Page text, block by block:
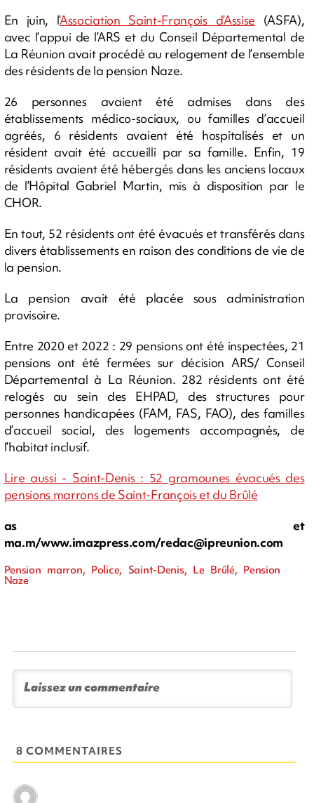
En juin, l’Association Saint-François d’Assise (ASFA),
avec l’appui de l’ARS et du Conseil Départemental de
La Réunion avait procédé au relogement de l’ensemble
des résidents de la pension Naze.
26 personnes avaient été admises dans des
établissements médico-sociaux, ou familles d’accueil
agréés, 6 résidents avaient été hospitalisés et un
résident avait été accueilli par sa famille. Enfin, 19
résidents avaient été hébergés dans les anciens locaux
de l’Hôpital Gabriel Martin, mis à disposition par le
CHOR.
En tout, 52 résidents ont été évacués et transférés dans
divers établissements en raison des conditions de vie de
la pension.
La pension avait été placée sous administration
provisoire.
Entre 2020 et 2022 : 29 pensions ont été inspectées, 21
pensions ont été fermées sur décision ARS/ Conseil
Départemental à La Réunion. 282 résidents ont été
relogés au sein des EHPAD, des structures pour
personnes handicapées (FAM, FAS, FAO), des familles
d’accueil social, des logements accompagnés, de
l’habitat inclusif.
Lire aussi - Saint-Denis : 52 gramounes évacués des
pensions marrons de Saint-François et du Brûlé
as et
ma.m/www.imazpress.com/redac@ipreunion.com
Pension marron, Police, Saint-Denis, Le Brûlé, Pension
Naze
8 COMMENTAIRES